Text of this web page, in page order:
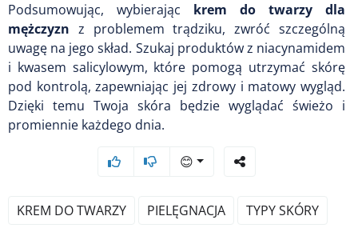
Podsumowując, wybierając krem do twarzy dla
mężczyzn z problemem trądziku, zwróć szczególną
uwagę na jego skład. Szukaj produktów z niacynamidem
i kwasem salicylowym, które pomogą utrzymać skórę
pod kontrolą, zapewniając jej zdrowy i matowy wygląd.
Dzięki temu Twoja skóra będzie wyglądać świeżo i
promiennie każdego dnia.
😊
KREM DO TWARZY PIELĘGNACJA TYPY SKÓRY